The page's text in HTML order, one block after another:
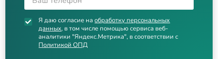
Я даю согласие наобработку персональных
данных, в том числе помощью сервиса веб-
аналитики "Яндекс.Метрика", в соответствии с
Политикой ОПД